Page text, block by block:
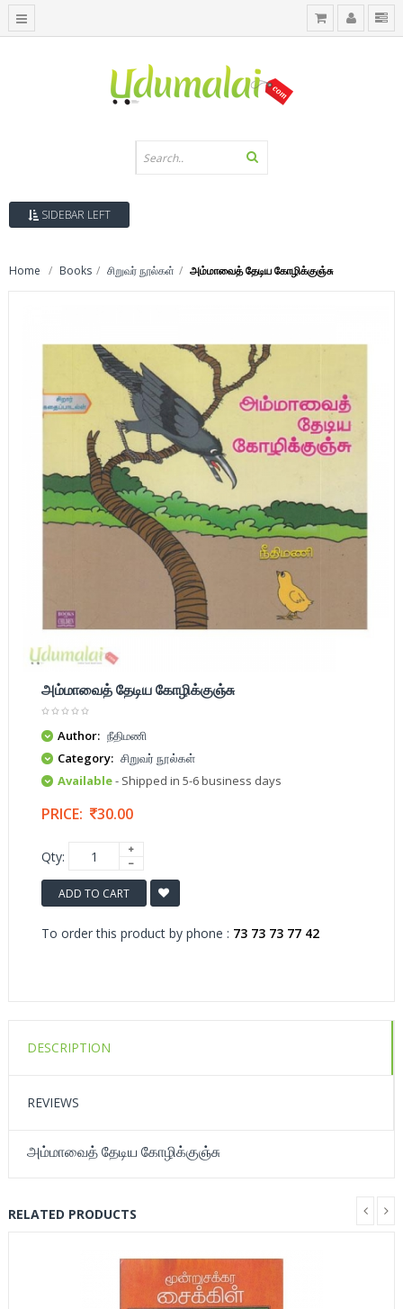
SIDEBAR LEFT
Home Books சிறுவர் நூல்கள் அம்மாவைத் தேடிய கோழிக்குஞ்சு
அம்மாவைத் தேடிய கோழிக்குஞ்சு
Author: நீதிமணி
Category: சிறுவர் நூல்கள்
Available- Shipped in 5-6 business days
PRICE: 30.00
Qty:
ADD TO CART
To order this product by phone : 73 73 73 77 42
DESCRIPTION
REVIEWS
அம்மாவைத் தேடிய கோழிக்குஞ்சு
RELATED PRODUCTS